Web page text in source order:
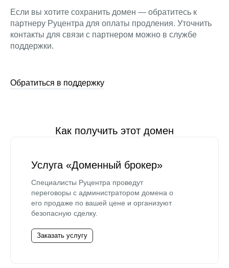
Если вы хотите сохранить домен — обратитесь к
партнеру Руцентра для оплаты продления. Уточнить
контакты для связи с партнером можно в службе
поддержки.
Обратиться в поддержку
Как получить этот домен
Услуга «Доменный брокер»
Специалисты Руцентра проведут
переговоры с администратором домена о
его продаже по вашей цене и организуют
безопасную сделку.
Заказать услугу